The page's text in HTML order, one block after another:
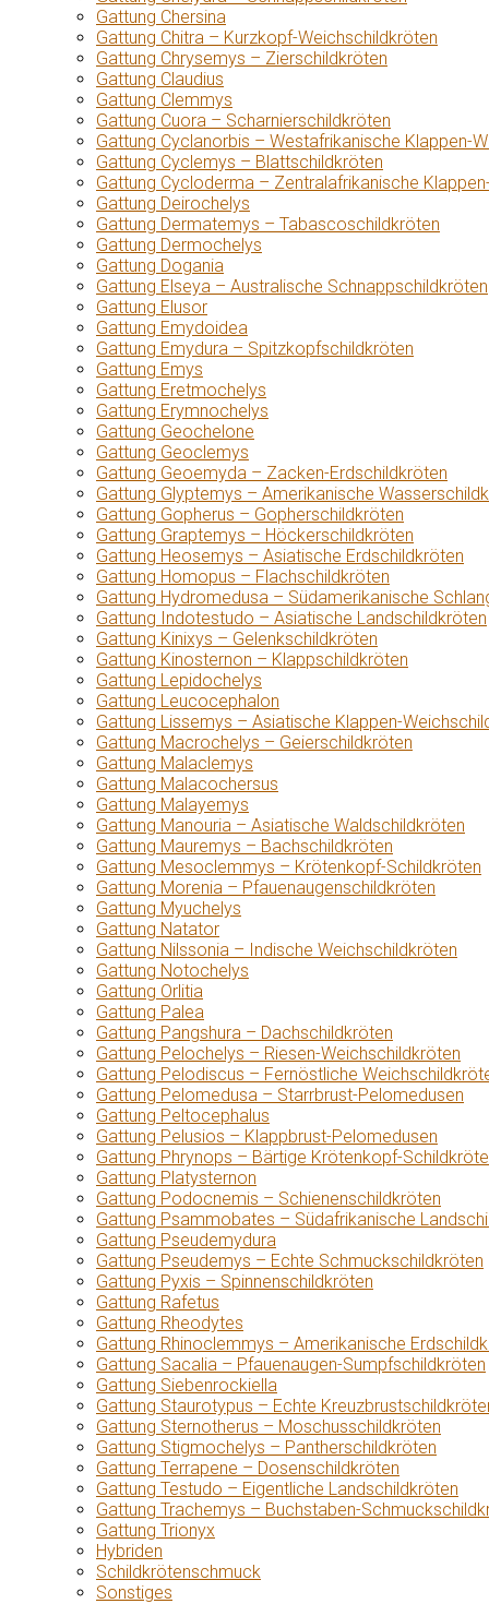
Gattung Chersina
Gattung Chitra – Kurzkopf-Weichschildkröten
Gattung Chrysemys – Zierschildkröten
Gattung Claudius
Gattung Clemmys
Gattung Cuora – Scharnierschildkröten
Gattung Cyclanorbis – Westafrikanische Klappen-
Gattung Cyclemys – Blattschildkröten
Gattung Cycloderma – Zentralafrikanische
Gattung Deirochelys
Gattung Dermatemys – Tabascoschildkröten
Gattung Dermochelys
Gattung Dogania
Gattung Elseya – Australische Schnappschildkröten
Gattung Elusor
Gattung Emydoidea
Gattung Emydura – Spitzkopfschildkröten
Gattung Emys
Gattung Eretmochelys
Gattung Erymnochelys
Gattung Geochelone
Gattung Geoclemys
Gattung Geoemyda – Zacken-Erdschildkröten
Gattung Glyptemys – Amerikanische
Gattung Gopherus – Gopherschildkröten
Gattung Graptemys – Höckerschildkröten
Gattung Heosemys – Asiatische Erdschildkröten
Gattung Homopus – Flachschildkröten
Gattung Hydromedusa – Südamerikanische
Gattung Indotestudo – Asiatische Landschildkröten
Gattung Kinixys – Gelenkschildkröten
Gattung Kinosternon – Klappschildkröten
Gattung Lepidochelys
Gattung Leucocephalon
Gattung Lissemys – Asiatische Klappen-
Gattung Macrochelys – Geierschildkröten
Gattung Malaclemys
Gattung Malacochersus
Gattung Malayemys
Gattung Manouria – Asiatische Waldschildkröten
Gattung Mauremys – Bachschildkröten
Gattung Mesoclemmys – Krötenkopf-Schildkröten
Gattung Morenia – Pfauenaugenschildkröten
Gattung Myuchelys
Gattung Natator
Gattung Nilssonia – Indische Weichschildkröten
Gattung Notochelys
Gattung Orlitia
Gattung Palea
Gattung Pangshura – Dachschildkröten
Gattung Pelochelys – Riesen-Weichschildkröten
Gattung Pelodiscus – Fernöstliche
Gattung Pelomedusa – Starrbrust-Pelomedusen
Gattung Peltocephalus
Gattung Pelusios – Klappbrust-Pelomedusen
Gattung Phrynops – Bärtige Krötenkopf-
Gattung Platysternon
Gattung Podocnemis – Schienenschildkröten
Gattung Psammobates – Südafrikanische
Gattung Pseudemydura
Gattung Pseudemys – Echte Schmuckschildkröten
Gattung Pyxis – Spinnenschildkröten
Gattung Rafetus
Gattung Rheodytes
Gattung Rhinoclemmys – Amerikanische
Gattung Sacalia – Pfauenaugen-Sumpfschildkröten
Gattung Siebenrockiella
Gattung Staurotypus – Echte
Gattung Sternotherus – Moschusschildkröten
Gattung Stigmochelys – Pantherschildkröten
Gattung Terrapene – Dosenschildkröten
Gattung Testudo – Eigentliche Landschildkröten
Gattung Trachemys – Buchstaben-
Gattung Trionyx
Hybriden
Schildkrötenschmuck
Sonstiges